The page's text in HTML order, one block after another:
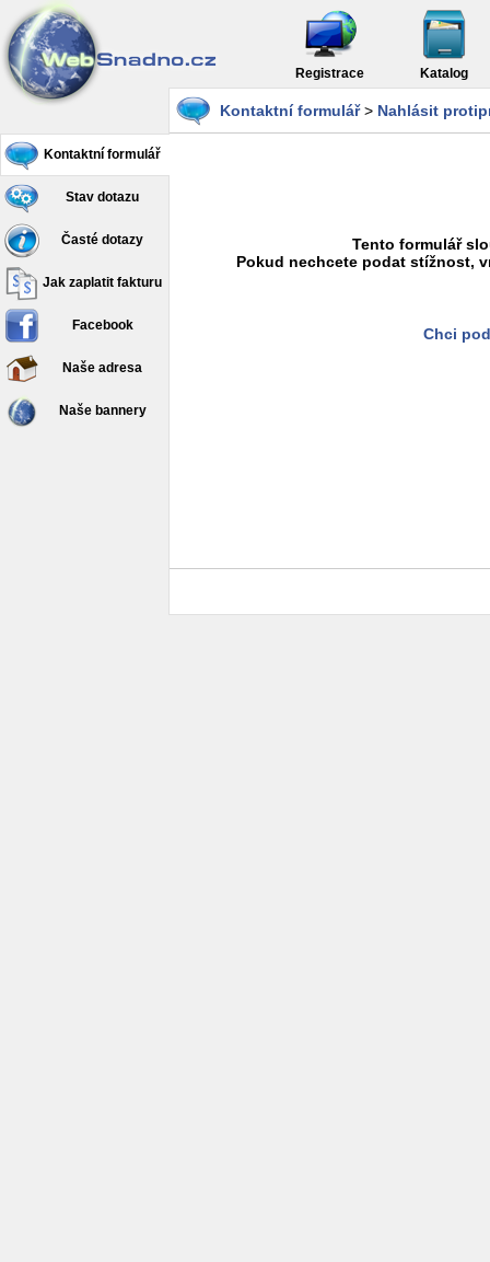
Registrace Katalog
Kontaktní formulář
Stav dotazu
Časté dotazy
Jak zaplatit fakturu
Facebook
Naše adresa
Naše bannery
Kontaktní formulář> Nahlásit
Tento formulář
Pokud nechcete podat stížnost,
Chci